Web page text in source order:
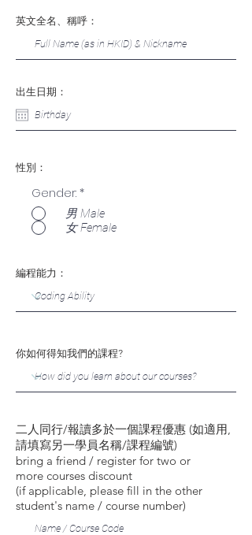
英文全名、稱呼：
出生日期：
性別：
Gender: *
男 Male
女 Female
編程能力：
你如何得知我們的課程?
二人同行/報讀多於一個課程優惠 (如適用,
請填寫另一學員名稱/課程編號)
bring a friend / register for two or
more courses discount
(if applicable, please fill in the other
student's name / course number)